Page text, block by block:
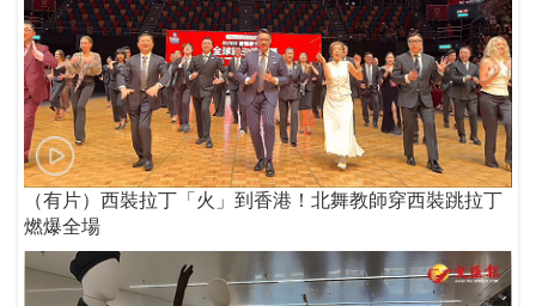
（有片）西裝拉丁「火」到香港！北舞教師穿西裝跳拉丁
燃爆全場